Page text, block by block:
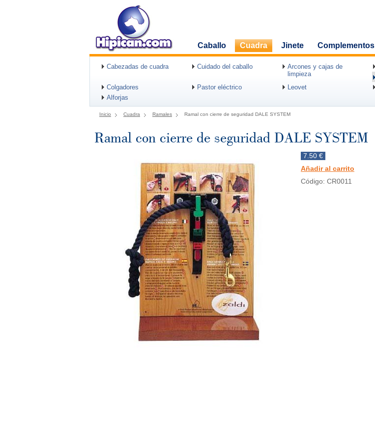
Caballo Cuadra Jinete Complementos
Cabezadas de cuadra Cuidado del caballo
Arcones y cajas de
limpieza
Colgadores
Pastor eléctrico Leovet
Alforjas
Inicio Cuadra Ramales Ramal con cierre de seguridad DALE SYSTEM
Ramal con cierre de seguridad DALE SYSTEM
7.50 €
Añadir al carrito
Código: CR0011